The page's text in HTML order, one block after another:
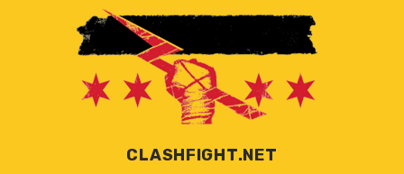
CLASHFIGHT.NET